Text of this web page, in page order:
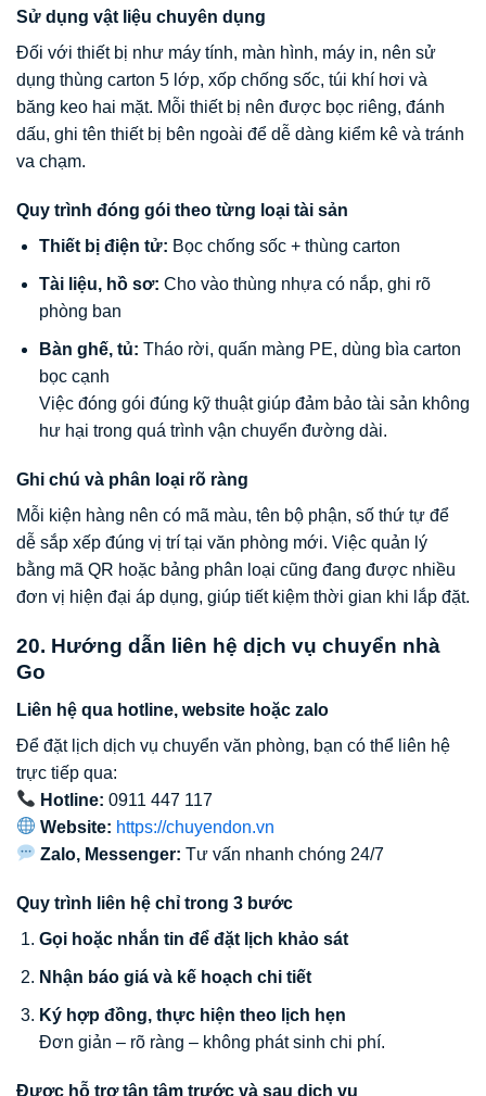
Sử dụng vật liệu chuyên dụng
Đối với thiết bị như máy tính, màn hình, máy in, nên sử
dụng thùng carton 5 lớp, xốp chống sốc, túi khí hơi và
băng keo hai mặt. Mỗi thiết bị nên được bọc riêng, đánh
dấu, ghi tên thiết bị bên ngoài để dễ dàng kiểm kê và tránh
va chạm.
Quy trình đóng gói theo từng loại tài sản
Thiết bị điện tử: Bọc chống sốc + thùng carton
Tài liệu, hồ sơ: Cho vào thùng nhựa có nắp, ghi rõ
phòng ban
Bàn ghế, tủ: Tháo rời, quấn màng PE, dùng bìa carton
bọc cạnh
Việc đóng gói đúng kỹ thuật giúp đảm bảo tài sản không
hư hại trong quá trình vận chuyển đường dài.
Ghi chú và phân loại rõ ràng
Mỗi kiện hàng nên có mã màu, tên bộ phận, số thứ tự để
dễ sắp xếp đúng vị trí tại văn phòng mới. Việc quản lý
bằng mã QR hoặc bảng phân loại cũng đang được nhiều
đơn vị hiện đại áp dụng, giúp tiết kiệm thời gian khi lắp đặt.
20. Hướng dẫn liên hệ dịch vụ chuyển nhà
Go
Liên hệ qua hotline, website hoặc zalo
Để đặt lịch dịch vụ chuyển văn phòng, bạn có thể liên hệ
trực tiếp qua:
Hotline: 0911 447 117
Website: https://chuyendon.vn
Zalo, Messenger: Tư vấn nhanh chóng 24/7
Quy trình liên hệ chỉ trong 3 bước
Gọi hoặc nhắn tin để đặt lịch khảo sát
Nhận báo giá và kế hoạch chi tiết
Ký hợp đồng, thực hiện theo lịch hẹn
Đơn giản – rõ ràng – không phát sinh chi phí.
Được hỗ trợ tận tâm trước và sau dịch vụ